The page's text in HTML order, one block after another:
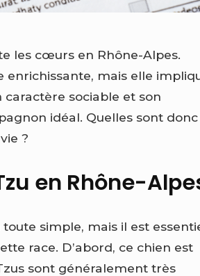
les cœurs en Rhône-Alpes.
enrichissante, mais elle
caractère sociable et son
idéal. Quelles sont donc
?
en Rhône-
simple, mais il est
race. D’abord, ce chien est
sont généralement très